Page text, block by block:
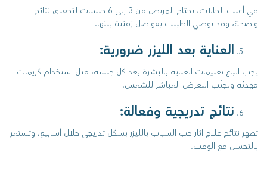
في أغلب الحالات، يحتاج المريض من 3 إلى 6 جلسات لتحقيق نتائج
واضحة، وقد يوصي الطبيب بفواصل زمنية بينها.
العناية بعد الليزر ضرورية:
يجب اتباع تعليمات العناية بالبشرة بعد كل جلسة، مثل استخدام كريمات
مهدئة وتجنّب التعرض المباشر للشمس.
نتائج تدريجية وفعالة:
تظهر نتائج علاج اثار حب الشباب بالليزر بشكل تدريجي خلال أسابيع، وتستمر
بالتحسن مع الوقت.